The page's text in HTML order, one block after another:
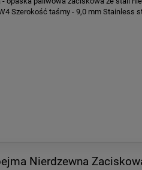
Szerokość taśmy - 9,0 mm Stainless
Nierdzewna